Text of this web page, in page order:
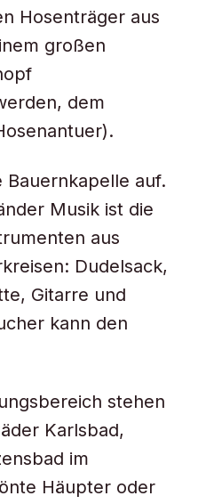
Hosenträger aus
großen
dem
Bauernkapelle auf.
Musik ist die
aus
Dudelsack,
Gitarre und
kann den
stehen
Karlsbad,
im
Häupter oder